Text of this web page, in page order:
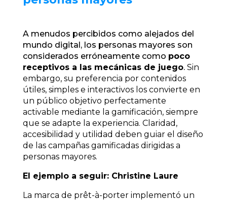
A menudos percibidos como alejados del
mundo digital, los personas mayores son
considerados erróneamente como poco
receptivos a las mecánicas de juego. Sin
embargo, su preferencia por contenidos
útiles, simples e interactivos los convierte en
un público objetivo perfectamente
activable mediante la gamificación, siempre
que se adapte la experiencia. Claridad,
accesibilidad y utilidad deben guiar el diseño
de las campañas gamificadas dirigidas a
personas mayores.
El ejemplo a seguir: Christine Laure
La marca de prêt-à-porter implementó un